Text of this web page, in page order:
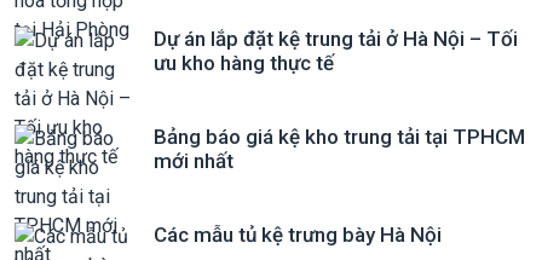
Dự án lắp đặt kệ trung tải ở Hà Nội – Tối
ưu kho hàng thực tế
Bảng báo giá kệ kho trung tải tại TPHCM
mới nhất
Các mẫu tủ kệ trưng bày Hà Nội